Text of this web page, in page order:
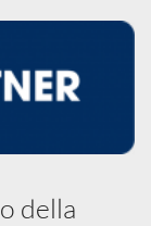
della